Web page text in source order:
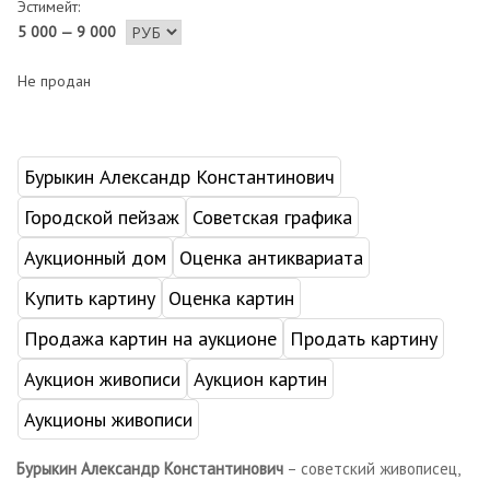
Эстимейт:
5 000 — 9 000
Не продан
Бурыкин Александр Константинович
Городской пейзаж Советская графика
Аукционный дом
Оценка антиквариата
Купить картину Оценка картин
Продажа картин на аукционе
Продать картину
Аукцион живописи Аукцион картин
Аукционы живописи
Бурыкин Александр Константинович – советский живописец,